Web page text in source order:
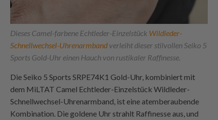
Dieses Camel-farbene Echtleder-Einzelstück Wildleder-
Schnellwechsel-Uhrenarmband verleiht dieser stilvollen Seiko 5
Sports Gold-Uhr einen Hauch von rustikaler Raffinesse.
Die Seiko 5 Sports SRPE74K1 Gold-Uhr, kombiniert mit
dem MiLTAT Camel Echtleder-Einzelstück Wildleder-
Schnellwechsel-Uhrenarmband, ist eine atemberaubende
Kombination. Die goldene Uhr strahlt Raffinesse aus, und